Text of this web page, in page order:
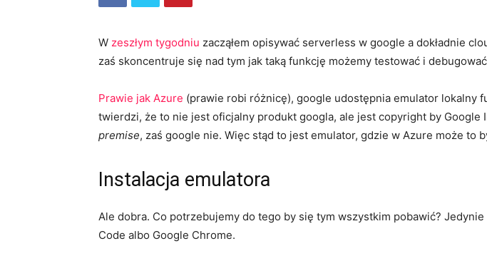
W zeszłym tygodniu zacząłem opisywać serverless w google a dokładnie
zaś skoncentruje się nad tym jak taką funkcję możemy testować i
Prawie jak Azure (prawie robi różnicę), google udostępnia emulator lokalny
twierdzi, że to nie jest oficjalny produkt googla, ale jest copyright by
premise, zaś google nie. Więc stąd to jest emulator, gdzie w Azure może to
Instalacja emulatora
Ale dobra. Co potrzebujemy do tego by się tym wszystkim pobawić? Jedynie
Code albo Google Chrome.